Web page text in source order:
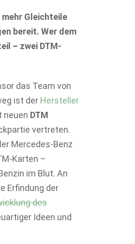
mehr Gleichteile
bereit. Wer dem
– zwei DTM-
das Team von
ist der Hersteller
neuen DTM
vertreten.
Mercedes-Benz
Karten –
im Blut. An
Erfindung der
des
Ideen und